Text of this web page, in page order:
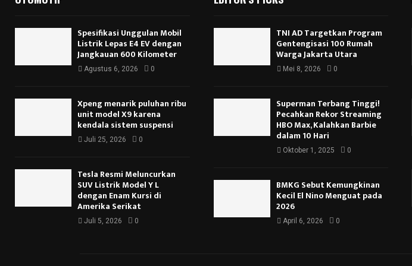
Spesifikasi Unggulan Mobil
Listrik Lepas E4 EV dengan
Jangkauan 600 Kilometer
Agustus 6, 2026 0
Xpeng menarik puluhan ribu
unit model X9 karena
kendala sistem suspensi
Juli 25, 2026 0
Tesla Resmi Meluncurkan
SUV Listrik Model Y L
dengan Enam Kursi di
Amerika Serikat
Juli 5, 2026 0
TNI AD Targetkan Program
Gentengisasi 100 Rumah
Warga Jakarta Utara
Mei 8, 2026 0
Superman Terbang Tinggi!
Pecahkan Rekor Streaming
HBO Max, Kalahkan Barbie
dalam 10 Hari
Oktober 1, 2025 0
BMKG Sebut Kemungkinan
Kecil El Nino Menguat pada
2026
April 6, 2026 0